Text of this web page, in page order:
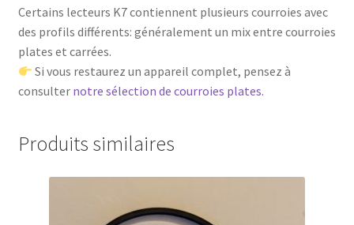
Certains lecteurs K7 contiennent plusieurs courroies avec
des profils différents: généralement un mix entre courroies
plates et carrées.
Si vous restaurez un appareil complet, pensez à
consulter notre sélection de courroies plates.
Produits similaires